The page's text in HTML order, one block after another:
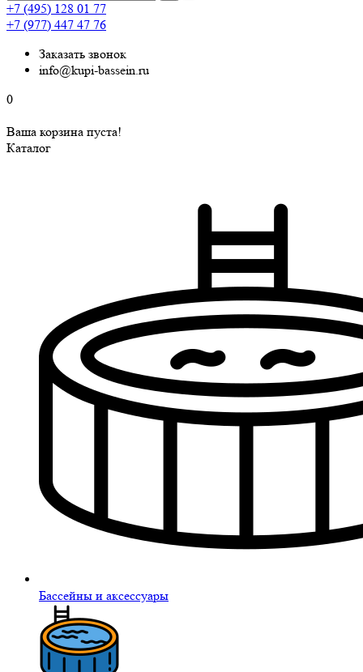
+7 (495) 128 01 77
+7 (977) 447 47 76
Заказать звонок
info@kupi-bassein.ru
0
Ваша корзина пуста!
Каталог
Бассейны и аксессуары